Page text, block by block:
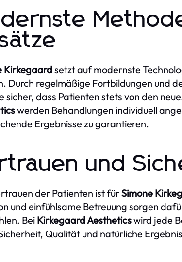
Kirkegaardsetzt auf modernste
Durch regelmäßige Fortbildungen und
sicher, dass Patienten stets von den
werden Behandlungen individuell
Ergebnisse zu garantieren.
und
der Patienten ist fürSimone
und einfühlsame Betreuung sorgen
BeiKirkegaard Aestheticswird jede
Qualität und natürliche